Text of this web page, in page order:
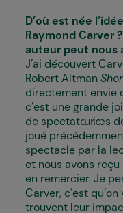
D’où est née
Raymond Carver
auteur peut nous
J’ai découvert
Robert Altman
directement envie
c’est une grande
de spectateur·ices
joué
spectacle par la
et nous avons
en remercier. Je
Carver, c’est
trouvent leur